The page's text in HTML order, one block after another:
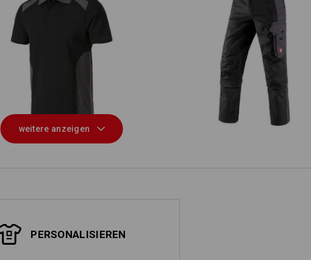
Polo-Shirt cotton e.s.active Zip-Off Bundhose e.s.active
weitere anzeigen
PERSONALISIEREN